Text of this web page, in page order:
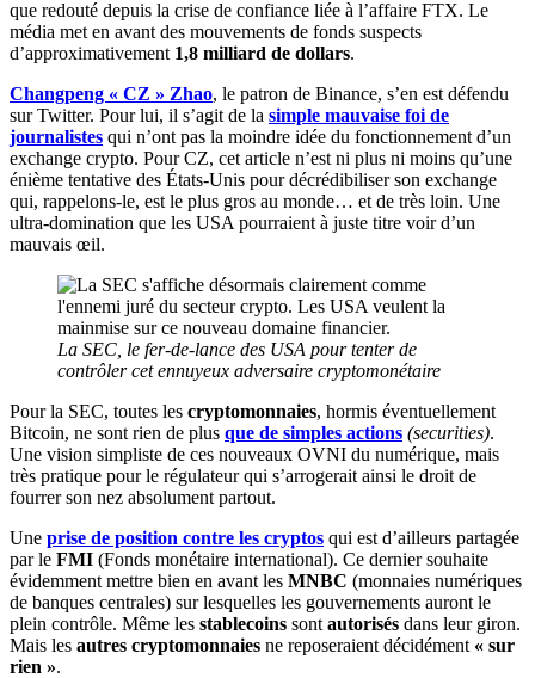
que redouté depuis la crise de confiance liée à l’affaire FTX. Le
média met en avant des mouvements de fonds suspects
d’approximativement 1,8 milliard de dollars.
Changpeng « CZ » Zhao, le patron de Binance, s’en est défendu
sur Twitter. Pour lui, il s’agit de la simple mauvaise foi de
journalistes qui n’ont pas la moindre idée du fonctionnement d’un
exchange crypto. Pour CZ, cet article n’est ni plus ni moins qu’une
énième tentative des États-Unis pour décrédibiliser son exchange
qui, rappelons-le, est le plus gros au monde… et de très loin. Une
ultra-domination que les USA pourraient à juste titre voir d’un
mauvais œil.
La SEC, le fer-de-lance des USA pour tenter de
contrôler cet ennuyeux adversaire cryptomonétaire
Pour la SEC, toutes les cryptomonnaies, hormis éventuellement
Bitcoin, ne sont rien de plus que de simples actions (securities).
Une vision simpliste de ces nouveaux OVNI du numérique, mais
très pratique pour le régulateur qui s’arrogerait ainsi le droit de
fourrer son nez absolument partout.
Une prise de position contre les cryptos qui est d’ailleurs partagée
par le FMI (Fonds monétaire international). Ce dernier souhaite
évidemment mettre bien en avant les MNBC (monnaies numériques
de banques centrales) sur lesquelles les gouvernements auront le
plein contrôle. Même les stablecoins sont autorisés dans leur giron.
Mais les autres cryptomonnaies ne reposeraient décidément « sur
rien ».